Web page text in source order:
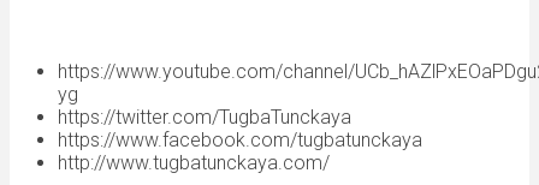
https://www.youtube.com/channel/
yg
https://twitter.com/TugbaTunckaya
https://www.facebook.com/tugbatunckaya
http://www.tugbatunckaya.com/